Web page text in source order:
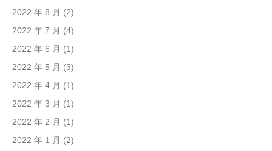
2022 年 8 月 (2)
2022 年 7 月 (4)
2022 年 6 月 (1)
2022 年 5 月 (3)
2022 年 4 月 (1)
2022 年 3 月 (1)
2022 年 2 月 (1)
2022 年 1 月 (2)